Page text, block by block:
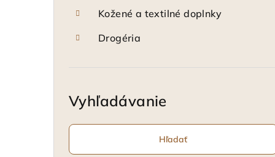
Kožené a textilné doplnky
Drogéria
Vyhľadávanie
Hľadať